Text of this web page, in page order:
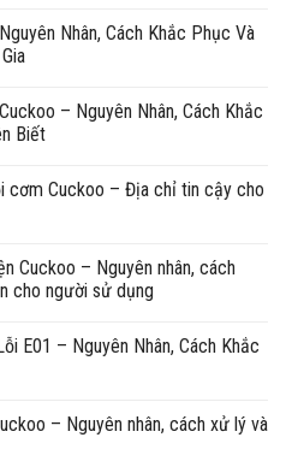
Nhân, Cách Khắc Phục Và
– Nguyên Nhân, Cách Khắc
Biết
cơm Cuckoo – Địa chỉ tin cậy cho
Cuckoo – Nguyên nhân, cách
cho người sử dụng
E01 – Nguyên Nhân, Cách Khắc
– Nguyên nhân, cách xử lý và